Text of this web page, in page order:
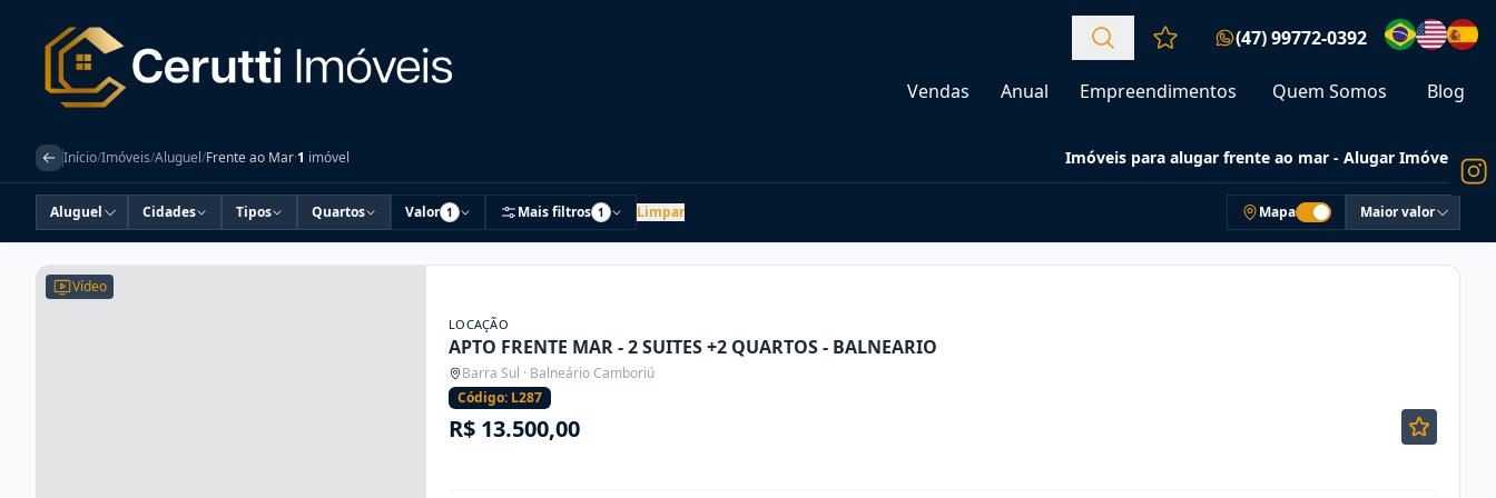
Favoritos (0 itens)
(47) 99772-0392
Vendas Anual Empreendimentos Quem Somos Blog
Início/Imóveis/Aluguel/Frente ao Mar·1 imóvel Imóveis para alugar frente ao mar - Alugar Imóveis
Aluguel Cidades Tipos Quartos Valor 1 Mais filtros 1 Limpar Mapa Maior valor
Vídeo
LOCAÇÃO
APTO FRENTE MAR - 2 SUITES +2 QUARTOS - BALNEARIO
Barra Sul · Balneário Camboriú
Código: L287
R$ 13.500,00